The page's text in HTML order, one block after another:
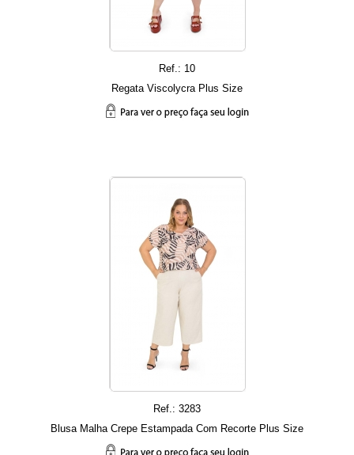
Ref.: 10
Regata Viscolycra Plus Size
Ref.: 3283
Blusa Malha Crepe Estampada Com Recorte Plus Size